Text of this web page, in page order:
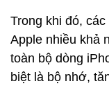
Trong khi đó,
Apple nhiều khả
toàn bộ dòng
biệt là bộ nhớ,